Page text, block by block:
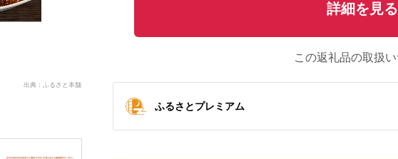
出典：ふるさと本舗
詳細を見る
この返礼品の取扱い
ふるさとプレミアム